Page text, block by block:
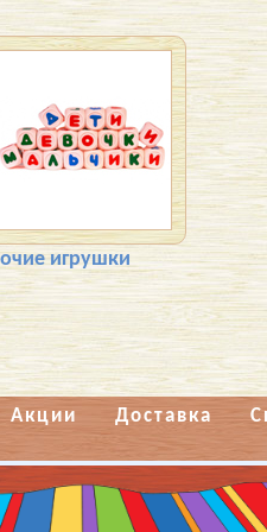
игрушки
Акции Доставка